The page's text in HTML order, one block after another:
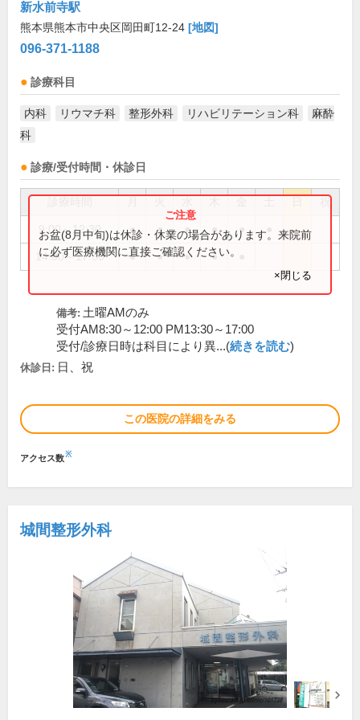
新水前寺駅
熊本県熊本市中央区岡田町12-24 [地図]
096-371-1188
診療科目
内科 リウマチ科 整形外科 リハビリテーション科
麻酔
科
診療/受付時間・休診日
祝
9:00～12:30 ● ● ● ● ●
14:00～17:30 ● ● ● ●
お盆(8月中旬)は休診・休業の場合があります。来院前
に必ず医療機関に直接ご確認ください。
×閉じる
備考: 土曜AMのみ
受付AM8:30～12:00 PM13:30～17:00
受付/診療日時は科目により異...(続きを読む)
休診日: 日、祝
この医院の詳細をみる
アクセス数※
城間整形外科